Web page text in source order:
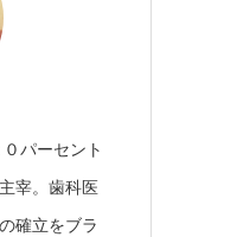
パーセント
宰。歯科医
確立をブラ